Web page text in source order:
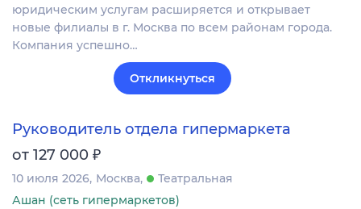
юридическим услугам расширяется и открывает
новые филиалы в г. Москва по всем районам города.
Компания успешно…
Откликнуться
Руководитель отдела гипермаркета
от 127 000 ₽
10 июля 2026 Москва
Театральная
Ашан (сеть гипермаркетов)